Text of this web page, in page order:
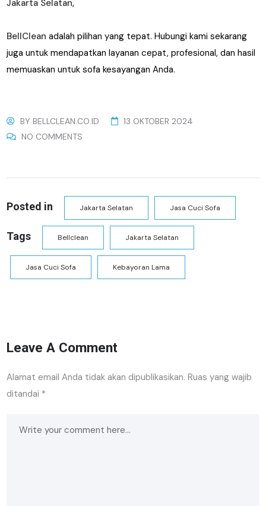
Jakarta Selatan,
BellClean adalah pilihan yang tepat. Hubungi kami sekarang
juga untuk mendapatkan layanan cepat, profesional, dan hasil
memuaskan untuk sofa kesayangan Anda.
BYBELLCLEAN.CO.ID
13 OKTOBER 2024
NO COMMENTS
Posted in Jakarta Selatan Jasa Cuci Sofa
Tags Bellclean Jakarta Selatan
Jasa Cuci Sofa Kebayoran Lama
Leave A Comment
Alamat email Anda tidak akan dipublikasikan. Ruas yang wajib
ditandai *